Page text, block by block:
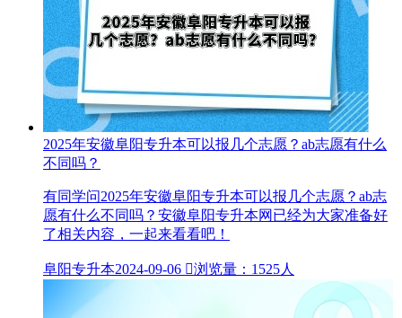
2025年安徽阜阳专升本可以报几个志愿？ab志愿有什么
不同吗？
有同学问2025年安徽阜阳专升本可以报几个志愿？ab志
愿有什么不同吗？安徽阜阳专升本网​已经为大家准备好
了相关内容，一起来看看吧！
阜阳专升本2024-09-06 浏览量：1525人